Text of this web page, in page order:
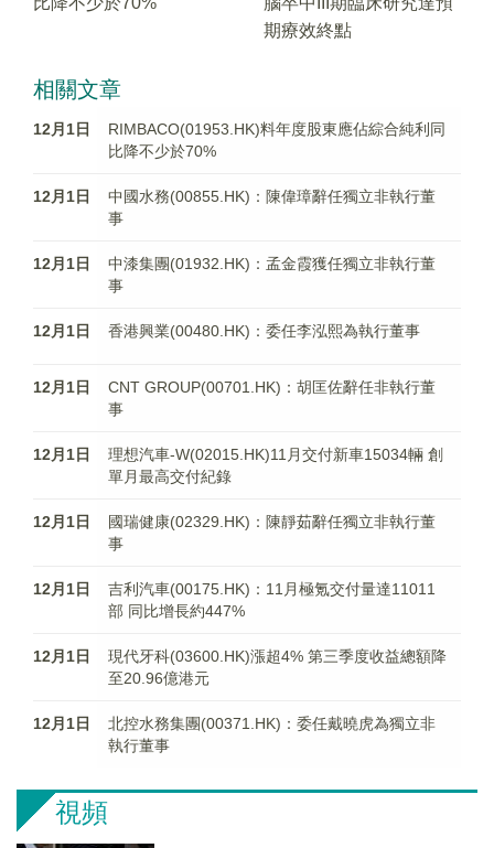
期療效終點
相關文章
12月1日
RIMBACO(01953.HK)料年度股東應佔綜合純利同
比降不少於70%
12月1日
中國水務(00855.HK)：陳偉璋辭任獨立非執行董
事
12月1日
中漆集團(01932.HK)：孟金霞獲任獨立非執行董
事
12月1日 香港興業(00480.HK)：委任李泓熙為執行董事
12月1日
CNT GROUP(00701.HK)：胡匡佐辭任非執行董
事
12月1日
理想汽車-W(02015.HK)11月交付新車15034輛 創
單月最高交付紀錄
12月1日
國瑞健康(02329.HK)：陳靜茹辭任獨立非執行董
事
12月1日
吉利汽車(00175.HK)：11月極氪交付量達11011
部 同比增長約447%
12月1日
現代牙科(03600.HK)漲超4% 第三季度收益總額降
至20.96億港元
12月1日
北控水務集團(00371.HK)：委任戴曉虎為獨立非
執行董事
視頻